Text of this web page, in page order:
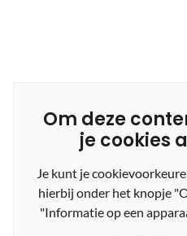
Om deze
je cookies
Je kunt je
hierbij onder het knopje
"Informatie op een